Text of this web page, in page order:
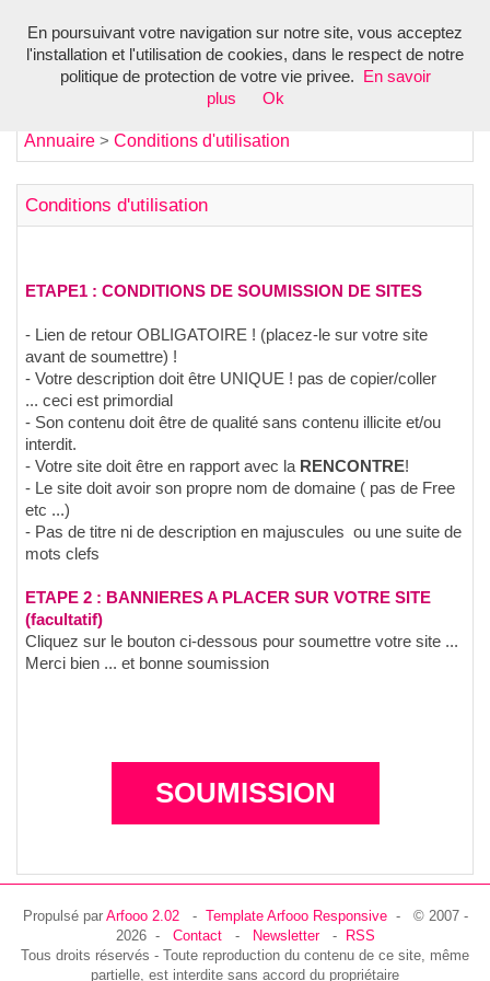
Annuaire > Conditions d'utilisation
Conditions d'utilisation
ETAPE1 : CONDITIONS DE SOUMISSION DE SITES
- Lien de retour OBLIGATOIRE ! (placez-le sur votre site
avant de soumettre) !
- Votre description doit être UNIQUE ! pas de copier/coller
... ceci est primordial
- Son contenu doit être de qualité sans contenu illicite et/ou
interdit.
- Votre site doit être en rapport avec la RENCONTRE!
- Le site doit avoir son propre nom de domaine ( pas de Free
etc ...)
- Pas de titre ni de description en majuscules ou une suite de
mots clefs
ETAPE 2 : BANNIERES A PLACER SUR VOTRE SITE
(facultatif)
Cliquez sur le bouton ci-dessous pour soumettre votre site ...
Merci bien ... et bonne soumission
SOUMISSION
Propulsé par Arfooo 2.02- Template Arfooo Responsive- © 2007 -
2026 - Contact- Newsletter-
RSS
Tous droits réservés - Toute reproduction du contenu de ce site, même
partielle, est interdite sans accord du propriétaire
En poursuivant votre navigation sur notre site, vous acceptez
l'installation et l'utilisation de cookies, dans le respect de notre
politique de protection de votre vie privee.
En savoir
plus
Ok